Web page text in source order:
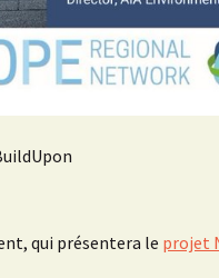
qui présentera le projet